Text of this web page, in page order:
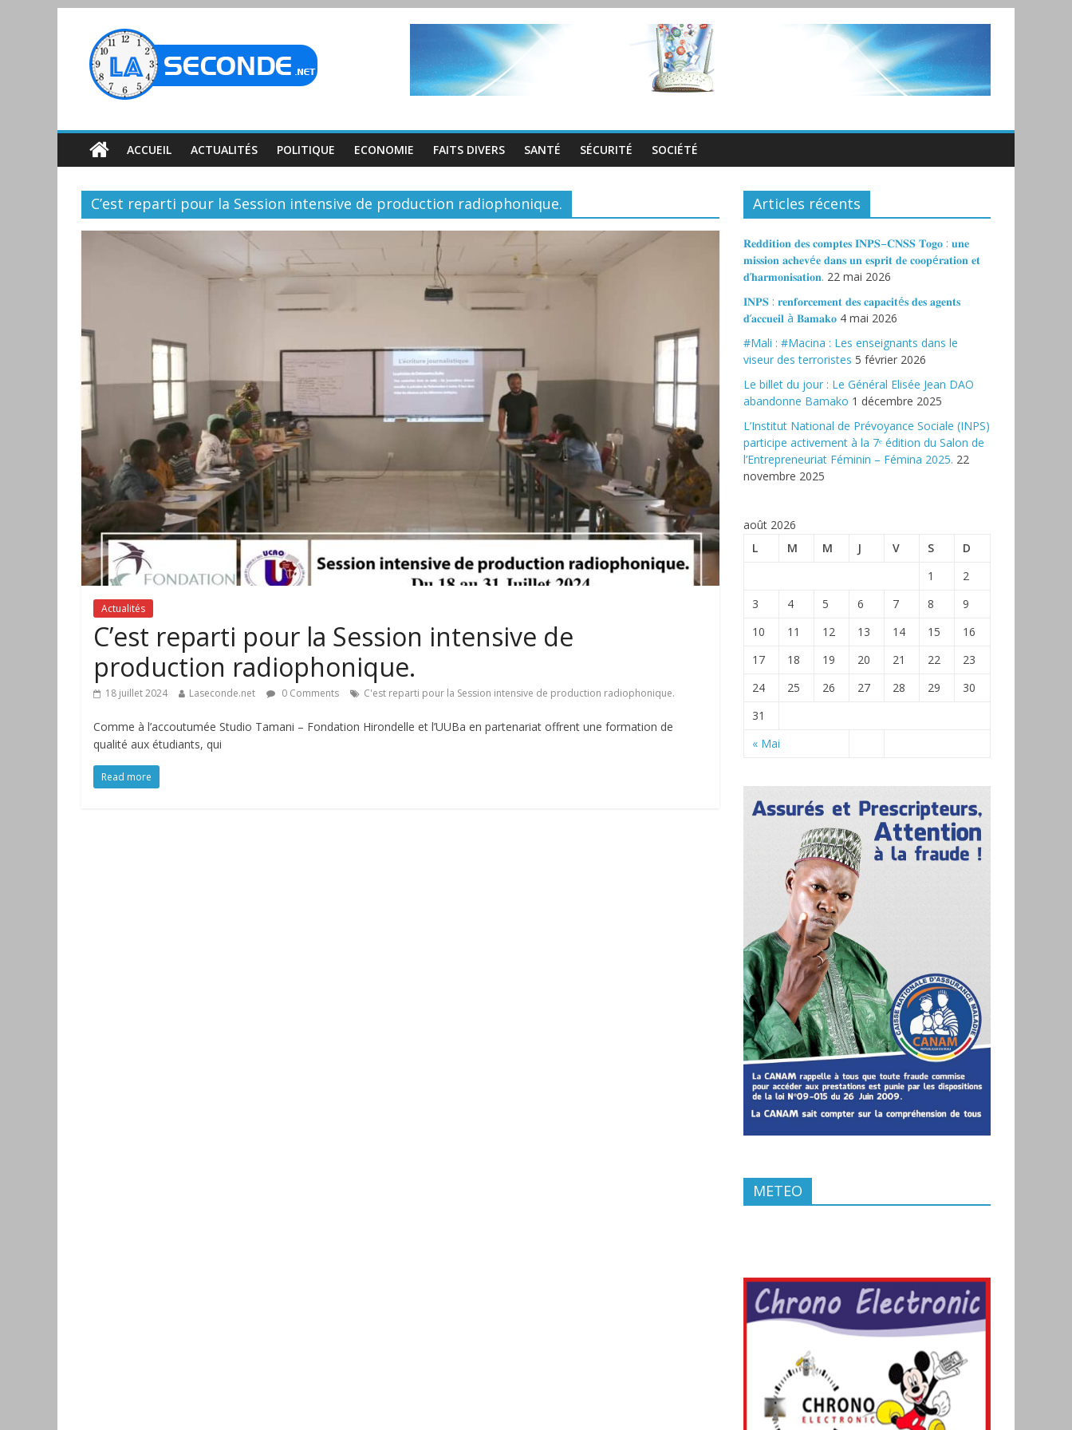
ACCUEIL ACTUALITÉS POLITIQUE ECONOMIE FAITS DIVERS SANTÉ SÉCURITÉ SOCIÉTÉ
C’est reparti pour la Session intensive de production radiophonique.
Actualités
C’est reparti pour la Session intensive de
production radiophonique.
18 juillet 2024 Laseconde.net 0 Comments C'est reparti pour la Session intensive de production radiophonique.
Comme à l’accoutumée Studio Tamani – Fondation Hirondelle et l’UUBa en partenariat offrent une formation de
qualité aux étudiants, qui
Read more
Articles récents
𝐑𝐞𝐝𝐝𝐢𝐭𝐢𝐨𝐧 𝐝𝐞𝐬 𝐜𝐨𝐦𝐩𝐭𝐞𝐬 𝐈𝐍𝐏𝐒–𝐂𝐍𝐒𝐒 𝐓𝐨𝐠𝐨 : 𝐮𝐧𝐞
𝐦𝐢𝐬𝐬𝐢𝐨𝐧 𝐚𝐜𝐡𝐞𝐯é𝐞 𝐝𝐚𝐧𝐬 𝐮𝐧 𝐞𝐬𝐩𝐫𝐢𝐭 𝐝𝐞 𝐜𝐨𝐨𝐩é𝐫𝐚𝐭𝐢𝐨𝐧 𝐞𝐭
𝐝’𝐡𝐚𝐫𝐦𝐨𝐧𝐢𝐬𝐚𝐭𝐢𝐨𝐧. 22 mai 2026
𝐈𝐍𝐏𝐒 : 𝐫𝐞𝐧𝐟𝐨𝐫𝐜𝐞𝐦𝐞𝐧𝐭 𝐝𝐞𝐬 𝐜𝐚𝐩𝐚𝐜𝐢𝐭é𝐬 𝐝𝐞𝐬 𝐚𝐠𝐞𝐧𝐭𝐬
𝐝’𝐚𝐜𝐜𝐮𝐞𝐢𝐥 à 𝐁𝐚𝐦𝐚𝐤𝐨 4 mai 2026
#Mali : #Macina : Les enseignants dans le
viseur des terroristes 5 février 2026
‎Le billet du jour : Le Général Elisée Jean DAO
abandonne Bamako 1 décembre 2025
L’Institut National de Prévoyance Sociale (INPS)
participe activement à la 7ᵉ édition du Salon de
l’Entrepreneuriat Féminin – Fémina 2025. 22
novembre 2025
août 2026
L
M M J V S D
« Mai
1
2
3
4 5 6 7 8
9
10
11 12 13 14 15
16
17
18 19 20 21 22
23
24
25 26 27 28 29
30
31
METEO